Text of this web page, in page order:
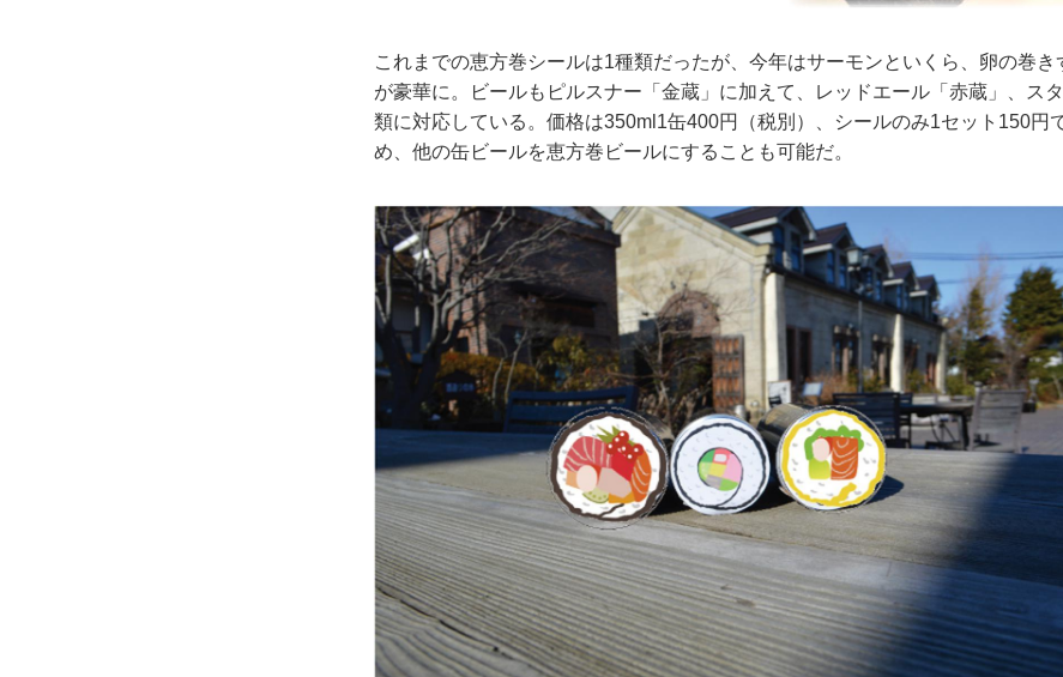
これまでの恵方巻シールは1種類だったが、今年はサーモンといくら、卵の巻
が豪華に。ビールもピルスナー「金蔵」に加えて、レッドエール「赤蔵」、ス
類に対応している。価格は350ml1缶400円（税別）、シールのみ1セット150円
め、他の缶ビールを恵方巻ビールにすることも可能だ。